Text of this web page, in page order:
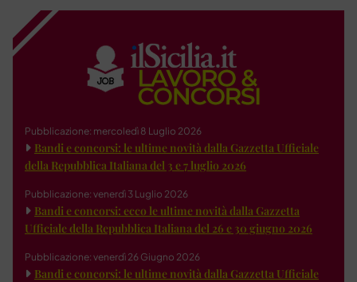
Pubblicazione: mercoledì 8 Luglio 2026
Bandi e concorsi: le ultime novità dalla Gazzetta Ufficiale
della Repubblica Italiana del 3 e 7 luglio 2026
Pubblicazione: venerdì 3 Luglio 2026
Bandi e concorsi: ecco le ultime novità dalla Gazzetta
Ufficiale della Repubblica Italiana del 26 e 30 giugno 2026
Pubblicazione: venerdì 26 Giugno 2026
Bandi e concorsi: le ultime novità dalla Gazzetta Ufficiale